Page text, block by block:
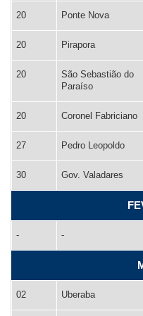
20 Ponte Nova
20 Pirapora
20
São Sebastião do
Paraíso
20 Coronel Fabriciano
27 Pedro Leopoldo
30 Gov. Valadares
- -
02 Uberaba